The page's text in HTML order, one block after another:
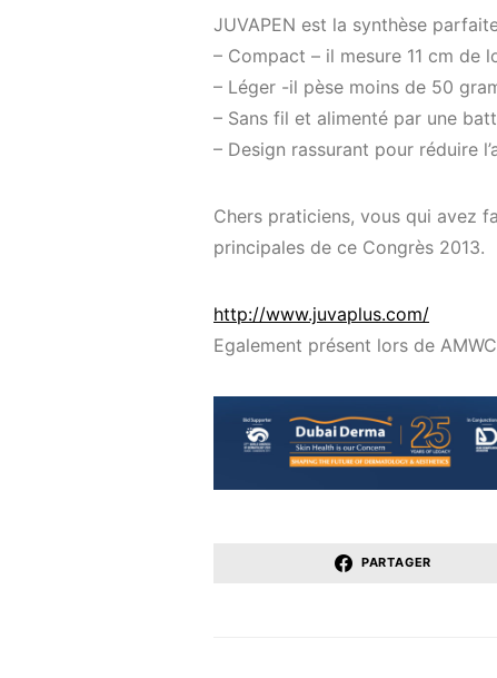
JUVAPEN est la synthèse
– Compact – il mesure 11 cm de
– Léger -il pèse moins de 50
– Sans fil et alimenté par une
– Design rassurant pour réduire
Chers praticiens, vous qui avez
principales de ce Congrès 2013.
http://www.juvaplus.com/
Egalement présent lors de
PARTAGER